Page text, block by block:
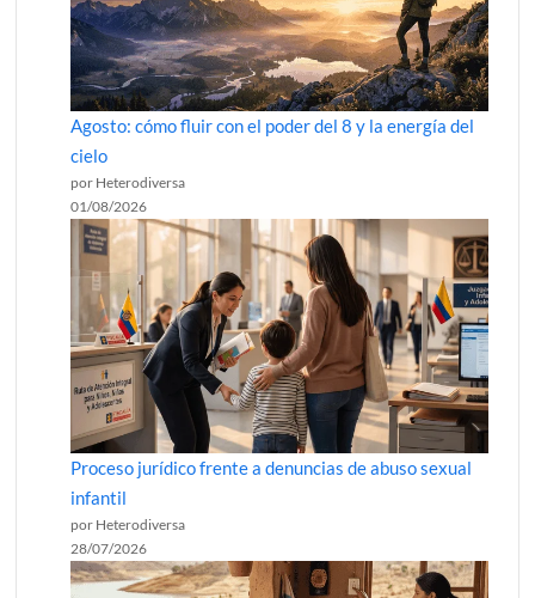
Agosto: cómo fluir con el poder del 8 y la energía del
cielo
por Heterodiversa
01/08/2026
Proceso jurídico frente a denuncias de abuso sexual
infantil
por Heterodiversa
28/07/2026